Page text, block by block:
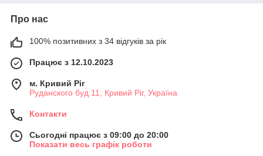
Про нас
100% позитивних з 34 відгуків за рік
Працює з 12.10.2023
м. Кривий Ріг
Руданского буд 11, Кривий Ріг, Україна
Контакти
Сьогодні працює з 09:00 до 20:00
Показати весь графік роботи